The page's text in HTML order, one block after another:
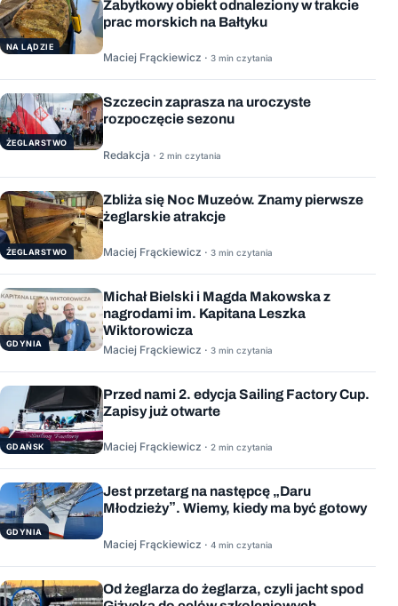
NA LĄDZIE
Zabytkowy obiekt odnaleziony w trakcie
prac morskich na Bałtyku
Maciej Frąckiewicz · 3 min czytania
ŻEGLARSTWO
Szczecin zaprasza na uroczyste
rozpoczęcie sezonu
Redakcja · 2 min czytania
ŻEGLARSTWO
Zbliża się Noc Muzeów. Znamy pierwsze
żeglarskie atrakcje
Maciej Frąckiewicz · 3 min czytania
GDYNIA
Michał Bielski i Magda Makowska z
nagrodami im. Kapitana Leszka
Wiktorowicza
Maciej Frąckiewicz · 3 min czytania
GDAŃSK
Przed nami 2. edycja Sailing Factory Cup.
Zapisy już otwarte
Maciej Frąckiewicz · 2 min czytania
GDYNIA
Jest przetarg na następcę „Daru
Młodzieży”. Wiemy, kiedy ma być gotowy
Maciej Frąckiewicz · 4 min czytania
Od żeglarza do żeglarza, czyli jacht spod